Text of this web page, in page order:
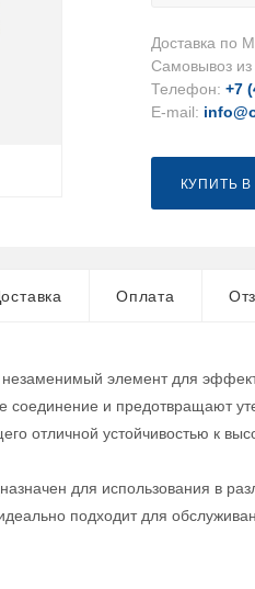
Доставка по
Самовывоз
Телефон:+7
E-mail:
КУПИТЬ В
Оплата
элемент для
и предотвращают
отличной устойчивостью к
для использования в
подходит для